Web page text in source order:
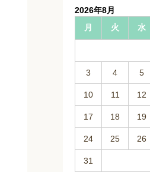
2026年8月
月
火 水
3 4 5
10 11 12
17 18 19
24 25 26
31